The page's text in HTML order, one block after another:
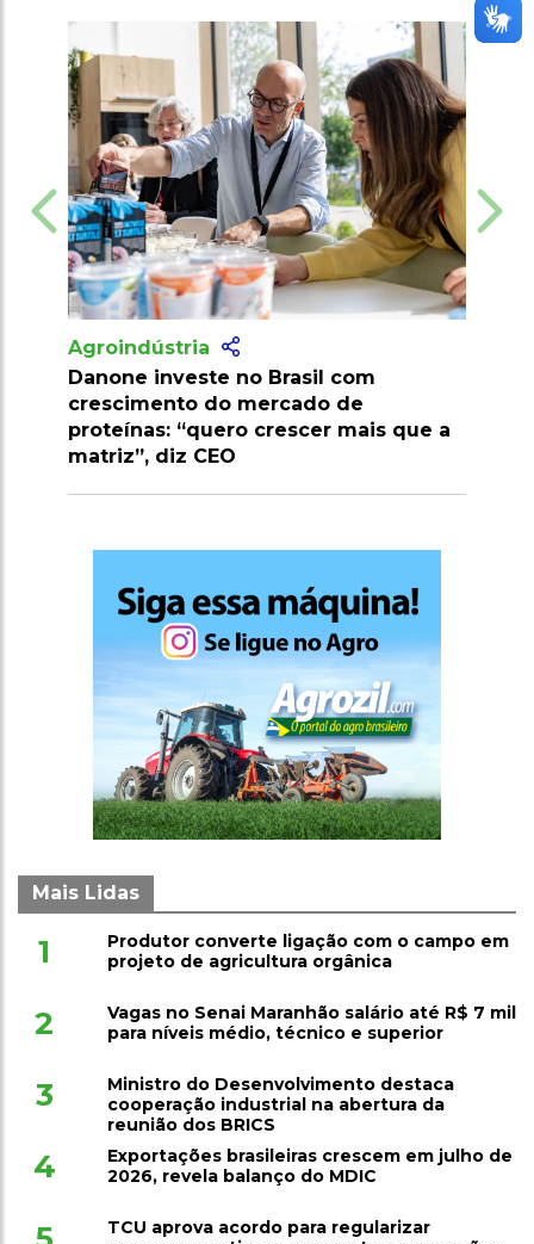
investe no Brasil com
do mercado de
“quero crescer mais que a
diz CEO
econômico
Mais Lidas
1
Produtor converte ligação com o campo em
projeto de agricultura orgânica
2
Vagas no Senai Maranhão salário até R$ 7 mil
para níveis médio, técnico e superior
3
Ministro do Desenvolvimento destaca
cooperação industrial na abertura da
reunião dos BRICS
4
Exportações brasileiras crescem em julho de
2026, revela balanço do MDIC
TCU aprova acordo para regularizar